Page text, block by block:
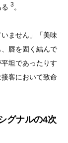
3。
ません」「美味
唇を固く結んで
坦であったりす
客において致命
グナルの4次